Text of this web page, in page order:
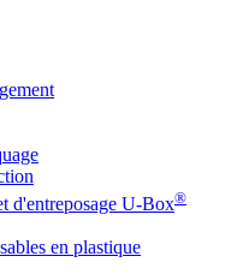
d'entreposage U-Box®
en plastique